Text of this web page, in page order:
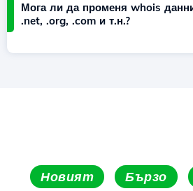
Мога ли да променя whois
.net, .org, .com и т.н.?
Новият Бързо